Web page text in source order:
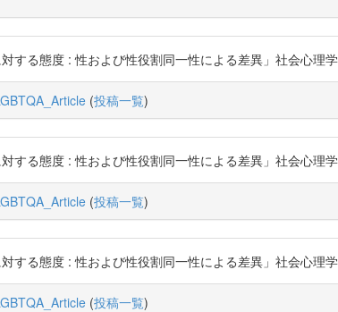
対する態度 : 性および性役割同一性による差異」社会心
(投稿一覧)
対する態度 : 性および性役割同一性による差異」社会心
(投稿一覧)
対する態度 : 性および性役割同一性による差異」社会心
(投稿一覧)